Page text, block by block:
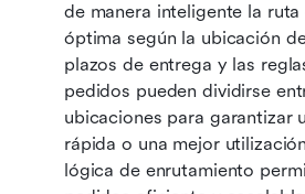
de manera inteligente la
óptima según la ubicación
plazos de entrega y las
pedidos pueden dividirse
ubicaciones para garantizar
rápida o una mejor
lógica de enrutamiento